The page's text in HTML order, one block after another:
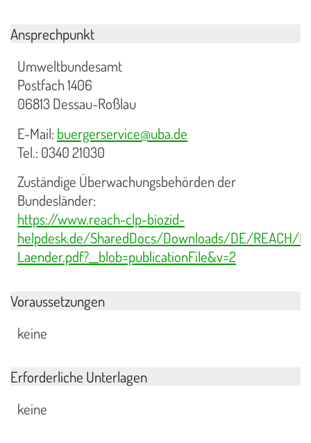
Ansprechpunkt
Umweltbundesamt
Postfach 1406
06813 Dessau-Roßlau
E-Mail: buergerservice@uba.de
Tel.: 0340 21030
Zuständige Überwachungsbehörden der
Bundesländer:
https://www.reach-clp-biozid-
helpdesk.de/SharedDocs/Downloads/DE/REACH/
Laender.pdf?__blob=publicationFile&v=2
Voraussetzungen
keine
Erforderliche Unterlagen
keine